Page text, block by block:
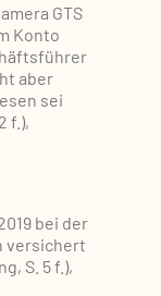
GTS
Konto
aber
sei
f.),
bei der
versichert
S. 5 f.),